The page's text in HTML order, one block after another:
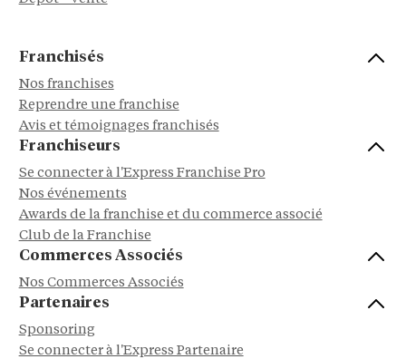
Franchisés
Nos franchises
Reprendre une franchise
Avis et témoignages franchisés
Franchiseurs
Se connecter à l'Express Franchise Pro
Nos événements
Awards de la franchise et du commerce associé
Club de la Franchise
Commerces Associés
Nos Commerces Associés
Partenaires
Sponsoring
Se connecter à l'Express Partenaire